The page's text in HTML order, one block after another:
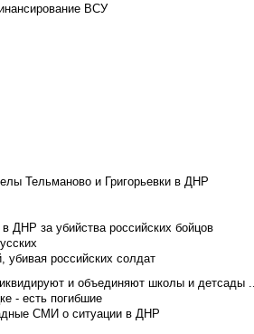
ВСУ
Тельманово и Григорьевки в ДНР
ДНР за убийства российских бойцов
убивая российских солдат
и объединяют школы и детсады ...
- есть погибшие
СМИ о ситуации в ДНР